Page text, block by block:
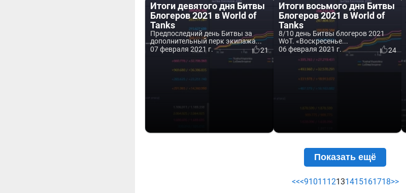
Итоги девятого дня Битвы
Блогеров 2021 в World of
Tanks
Предпоследний день Битвы за
дополнительный перк экипажа...
07 февраля 2021 г.
21
Итоги восьмого дня Битвы
Блогеров 2021 в World of
Tanks
8/10 день Битвы блогеров 2021
WoT. «Воскресенье...
06 февраля 2021 г.
24
Показать ещё
<<<91011 12131415161718>>